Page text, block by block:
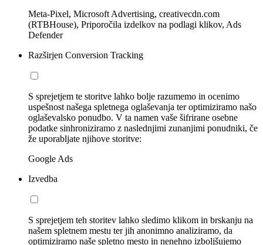
Meta-Pixel, Microsoft Advertising, creativecdn.com
(RTBHouse), Priporočila izdelkov na podlagi klikov, Ads
Defender
Razširjen Conversion Tracking
S sprejetjem te storitve lahko bolje razumemo in ocenimo
uspešnost našega spletnega oglaševanja ter optimiziramo našo
oglaševalsko ponudbo. V ta namen vaše šifrirane osebne
podatke sinhroniziramo z naslednjimi zunanjimi ponudniki, če
že uporabljate njihove storitve:
Google Ads
Izvedba
S sprejetjem teh storitev lahko sledimo klikom in brskanju na
našem spletnem mestu ter jih anonimno analiziramo, da
optimiziramo naše spletno mesto in nenehno izboljšujemo